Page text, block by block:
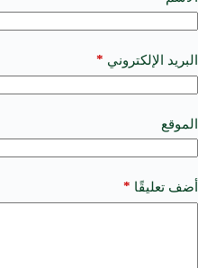
البريد الإلكتروني *
الموقع
أضف تعليقًا *
e
a
t
i
e
: